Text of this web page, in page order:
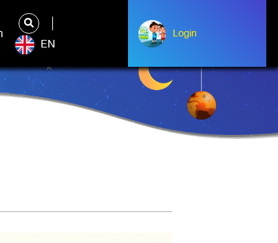
EN
Login
Login